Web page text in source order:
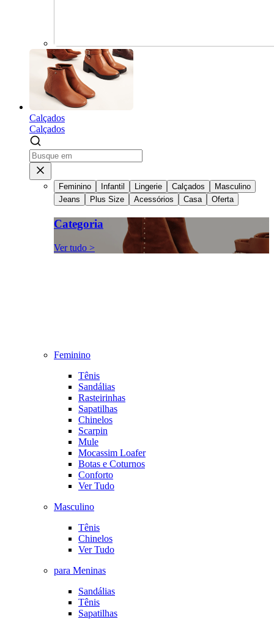
Calçados
Calçados
Feminino Infantil Lingerie Calçados
Masculino
Jeans
Plus Size Acessórios Casa Oferta
Categoria
Ver tudo >
Feminino
Tênis
Sandálias
Rasteirinhas
Sapatilhas
Chinelos
Scarpin
Mule
Mocassim Loafer
Botas e Coturnos
Conforto
Ver Tudo
Masculino
Tênis
Chinelos
Ver Tudo
para Meninas
Sandálias
Tênis
Sapatilhas